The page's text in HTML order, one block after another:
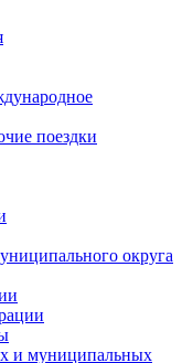
поездки
округа
и муниципальных